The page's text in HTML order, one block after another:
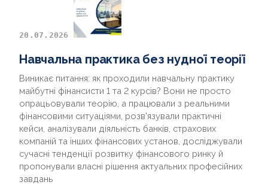
20.07.2026
Навчальна практика без нудної теорії
Виникає питання: як проходили навчальну практику
майбутні фінансисти 1 та 2 курсів? Вони не просто
опрацьовували теорію, а працювали з реальними
фінансовими ситуаціями, розв'язували практичні
кейси, аналізували діяльність банків, страхових
компаній та інших фінансових установ, досліджували
сучасні тенденції розвитку фінансового ринку й
пропонували власні рішення актуальних професійних
завдань